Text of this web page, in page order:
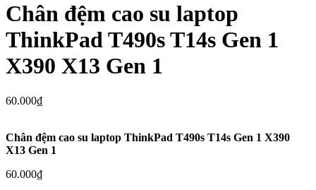
Chân đệm cao su laptop
ThinkPad T490s T14s Gen 1
X390 X13 Gen 1
60.000₫
Chân đệm cao su laptop ThinkPad T490s T14s Gen 1 X390
X13 Gen 1
60.000₫